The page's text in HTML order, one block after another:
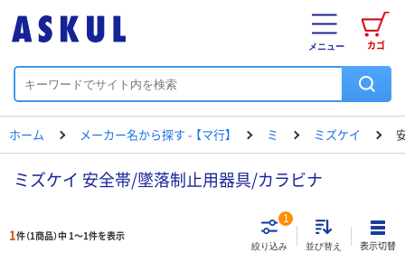
カゴ
メニュー
ホーム メーカー名から探す - 【マ行】 ミ ミズケイ
ミズケイ 安全帯/墜落制止用器具/カラビナ
1件（1商品）中 1～1件を表示
絞り込み
1
並び替え 表示切替